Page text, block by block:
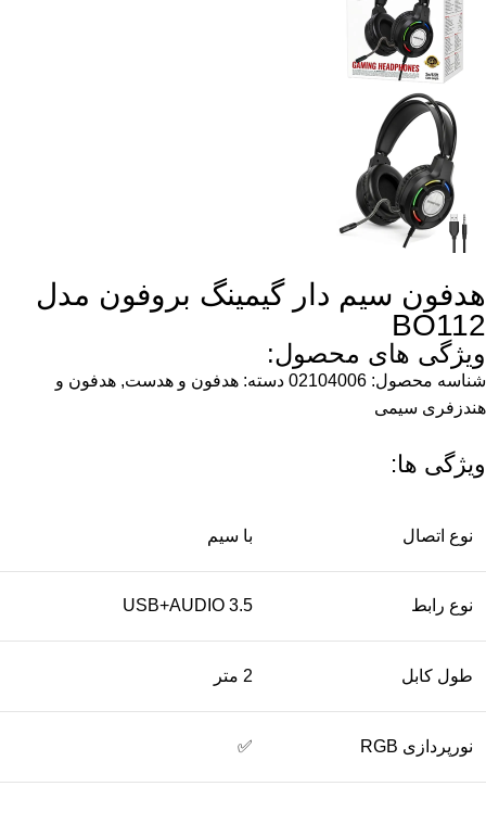
هدفون سیم دار گیمینگ بروفون مدل
BO112
ویژگی های محصول:
شناسه محصول: 02104006 دسته: هدفون و هدست, هدفون و
هندزفری سیمی
ویژگی ها:
نوع اتصال با سیم
نوع رابط USB+AUDIO 3.5
طول کابل 2 متر
نورپردازی RGB ✅